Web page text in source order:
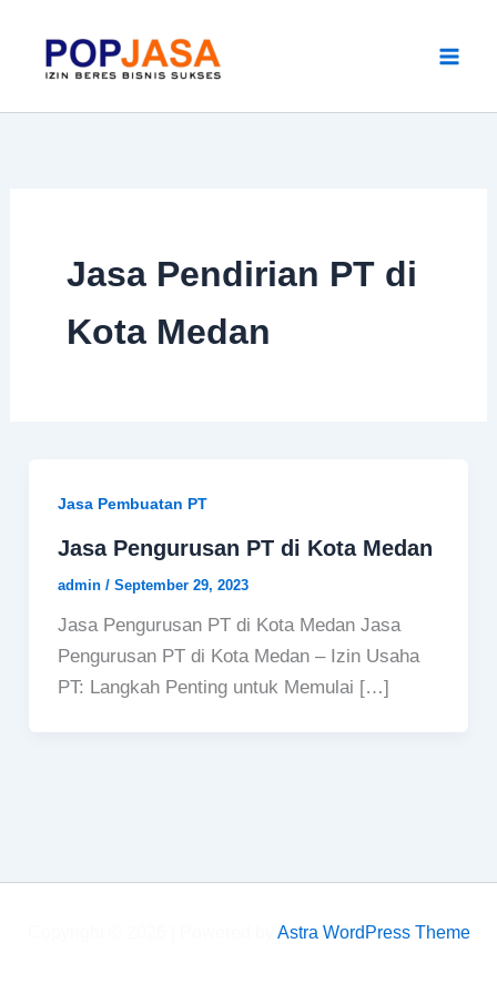
content
Jasa Pendirian PT di
Kota Medan
Jasa Pembuatan PT
Jasa Pengurusan PT di Kota Medan
admin / September 29, 2023
Jasa Pengurusan PT di Kota Medan Jasa
Pengurusan PT di Kota Medan – Izin Usaha
PT: Langkah Penting untuk Memulai […]
Astra WordPress Theme